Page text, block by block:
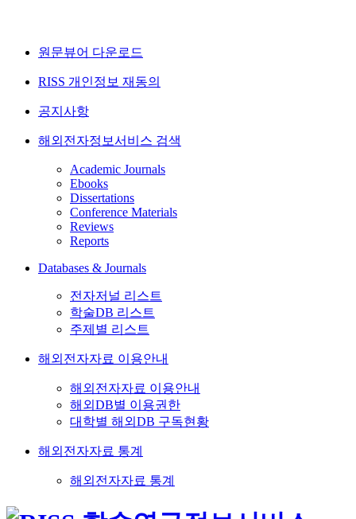
원문뷰어 다운로드
RISS 개인정보 재동의
공지사항
해외전자정보서비스 검색
Academic Journals
Ebooks
Dissertations
Conference Materials
Reviews
Reports
Databases & Journals
전자저널 리스트
학술DB 리스트
주제별 리스트
해외전자자료 이용안내
해외전자자료 이용안내
해외DB별 이용권한
대학별 해외DB 구독현황
해외전자자료 통계
해외전자자료 통계